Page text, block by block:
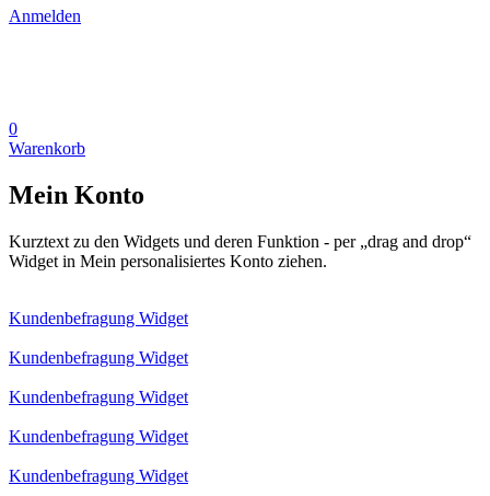
Anmelden
0
Warenkorb
Mein Konto
Kurztext zu den Widgets und deren Funktion - per „drag and drop“
Widget in Mein personalisiertes Konto ziehen.
Kundenbefragung Widget
Kundenbefragung Widget
Kundenbefragung Widget
Kundenbefragung Widget
Kundenbefragung Widget